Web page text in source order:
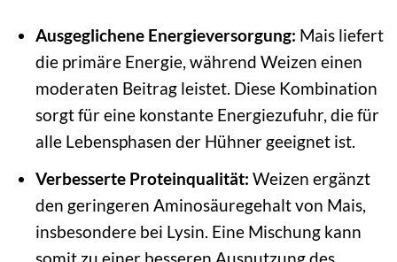
Ausgeglichene Energieversorgung: Mais liefert
die primäre Energie, während Weizen einen
moderaten Beitrag leistet. Diese Kombination
sorgt für eine konstante Energiezufuhr, die für
alle Lebensphasen der Hühner geeignet ist.
Verbesserte Proteinqualität: Weizen ergänzt
den geringeren Aminosäuregehalt von Mais,
insbesondere bei Lysin. Eine Mischung kann
somit zu einer besseren Ausnutzung des